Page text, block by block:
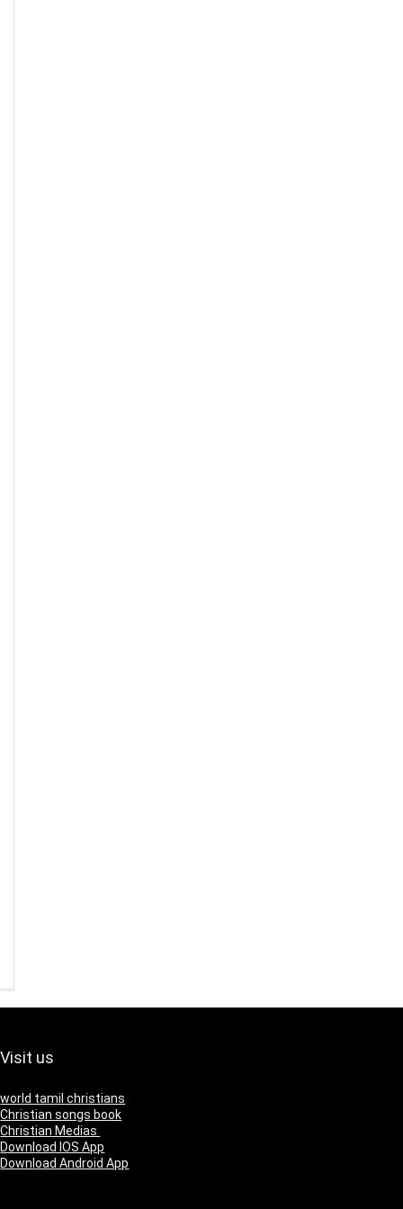
Visit us
world tamil christians
Christian songs book
Christian Medias
Download IOS App
Download Android App